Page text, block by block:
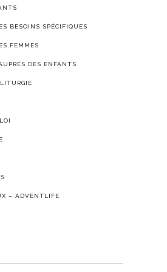
BESOINS SPÉCIFIQUES
FEMMES
DES ENFANTS
– ADVENTLIFE